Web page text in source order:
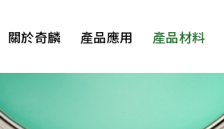
關於奇麟 產品應用 產品材料